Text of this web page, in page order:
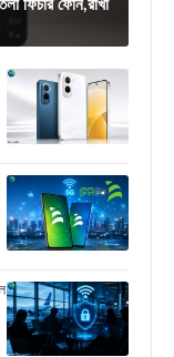
ফিচার ফোন,রাখা